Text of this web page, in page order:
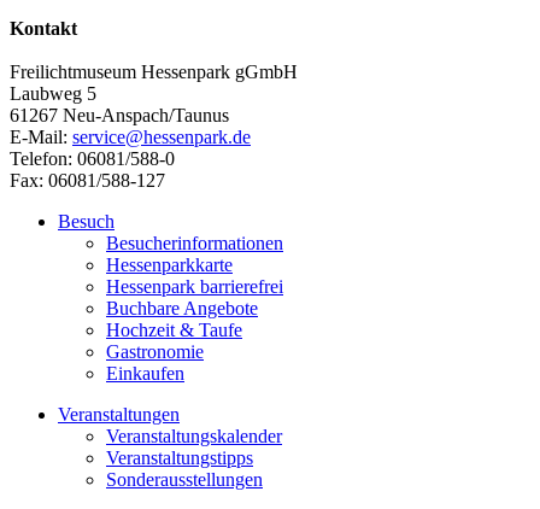
Kontakt
Freilichtmuseum Hessenpark gGmbH
Laubweg 5
61267 Neu-Anspach/Taunus
E-Mail: service@hessenpark.de
Telefon: 06081/588-0
Fax: 06081/588-127
Besuch
Besucherinformationen
Hessenparkkarte
Hessenpark barrierefrei
Buchbare Angebote
Hochzeit & Taufe
Gastronomie
Einkaufen
Veranstaltungen
Veranstaltungskalender
Veranstaltungstipps
Sonderausstellungen